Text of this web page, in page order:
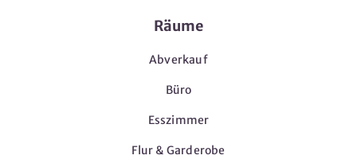
Räume
Abverkauf
Büro
Esszimmer
Flur & Garderobe